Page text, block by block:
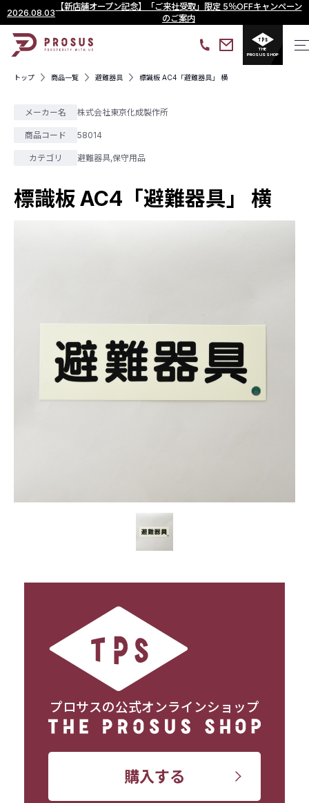
2026.08.03
【新店舗オープン記念】「ご来社受取」限定 5％OFFキャンペーン
のご案内
THE
PROSUS SHOP
トップ 商品一覧 避難器具 標識板 AC4「避難器具」 横
メーカー名 株式会社東京化成製作所
商品コード 58014
カテゴリ 避難器具,保守用品
標識板 AC4「避難器具」 横
プロサスの公式オンラインショップ
購入する